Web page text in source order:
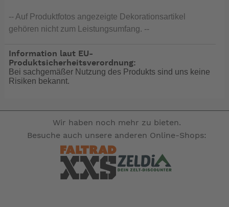
-- Auf Produktfotos angezeigte Dekorationsartikel
gehören nicht zum Leistungsumfang. --
Information laut EU-
Produktsicherheitsverordnung:
Bei sachgemäßer Nutzung des Produkts sind uns keine
Risiken bekannt.
Wir haben noch mehr zu bieten.
Besuche auch unsere anderen Online-Shops: